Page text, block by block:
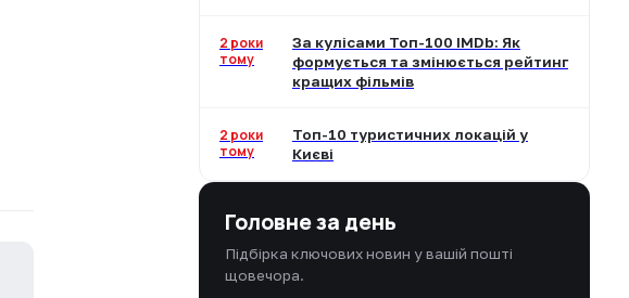
2 роки
тому
За кулісами Топ-100 IMDb: Як
формується та змінюється рейтинг
кращих фільмів
2 роки
тому
Топ-10 туристичних локацій у
Києві
Головне за день
Підбірка ключових новин у вашій пошті
щовечора.